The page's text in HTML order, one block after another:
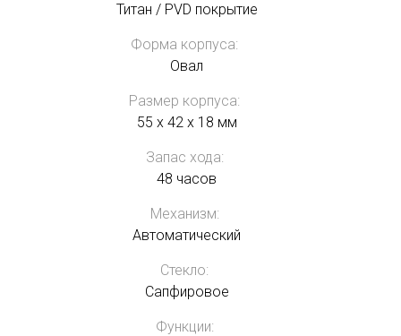
Титан / PVD покрытие
Форма корпуса:
Овал
Размер корпуса:
55 x 42 x 18 мм
Запас хода:
48 часов
Механизм:
Автоматический
Стекло:
Сапфировое
Функции: